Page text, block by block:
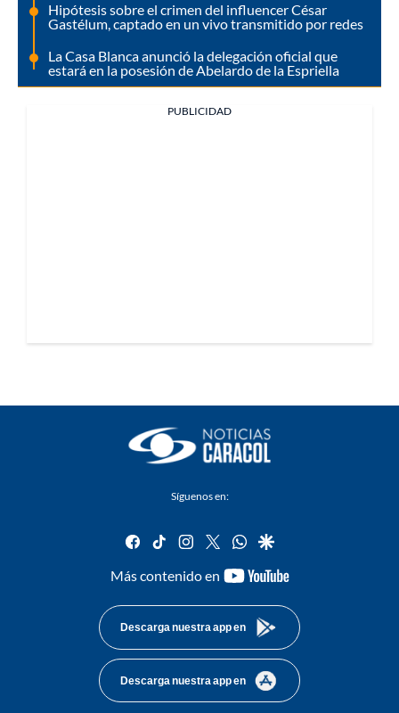
Hipótesis sobre el crimen del influencer César
Gastélum, captado en un vivo transmitido por redes
La Casa Blanca anunció la delegación oficial que
estará en la posesión de Abelardo de la Espriella
PUBLICIDAD
Síguenos en:
facebook
tiktok instagram
twitterwhatsapp
google
Más contenido en
youtube-
Descarga nuestra app en
Descarga nuestra app en